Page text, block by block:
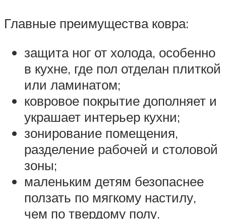
Главные преимущества ковра:
защита ног от холода, особенно
в кухне, где пол отделан плиткой
или ламинатом;
ковровое покрытие дополняет и
украшает интерьер кухни;
зонирование помещения,
разделение рабочей и столовой
зоны;
маленьким детям безопаснее
ползать по мягкому настилу,
чем по твердому полу.